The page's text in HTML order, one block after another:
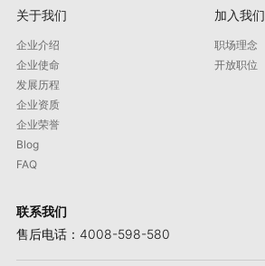
关于我们
企业介绍
企业使命
发展历程
企业资质
企业荣誉
Blog
FAQ
加入我们
职场理念
开放职位
联系我们
售后电话：4008-598-580